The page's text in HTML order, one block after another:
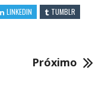
LINKEDIN
TUMBLR
Próximo